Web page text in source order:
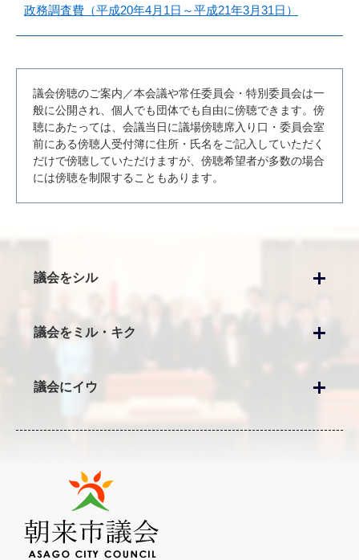
政務調査費（平成20年4月1日～平成21年3月31日）
議会傍聴のご案内／本会議や常任委員会・特別委員会は一
般に公開され、個人でも団体でも自由に傍聴できます。傍
聴にあたっては、会議当日に議場傍聴席入り口・委員会室
前にある傍聴人受付簿に住所・氏名をご記入していただく
だけで傍聴していただけますが、傍聴希望者が多数の場合
には傍聴を制限することもあります。
議会をシル
議会をミル・キク
議会にイウ